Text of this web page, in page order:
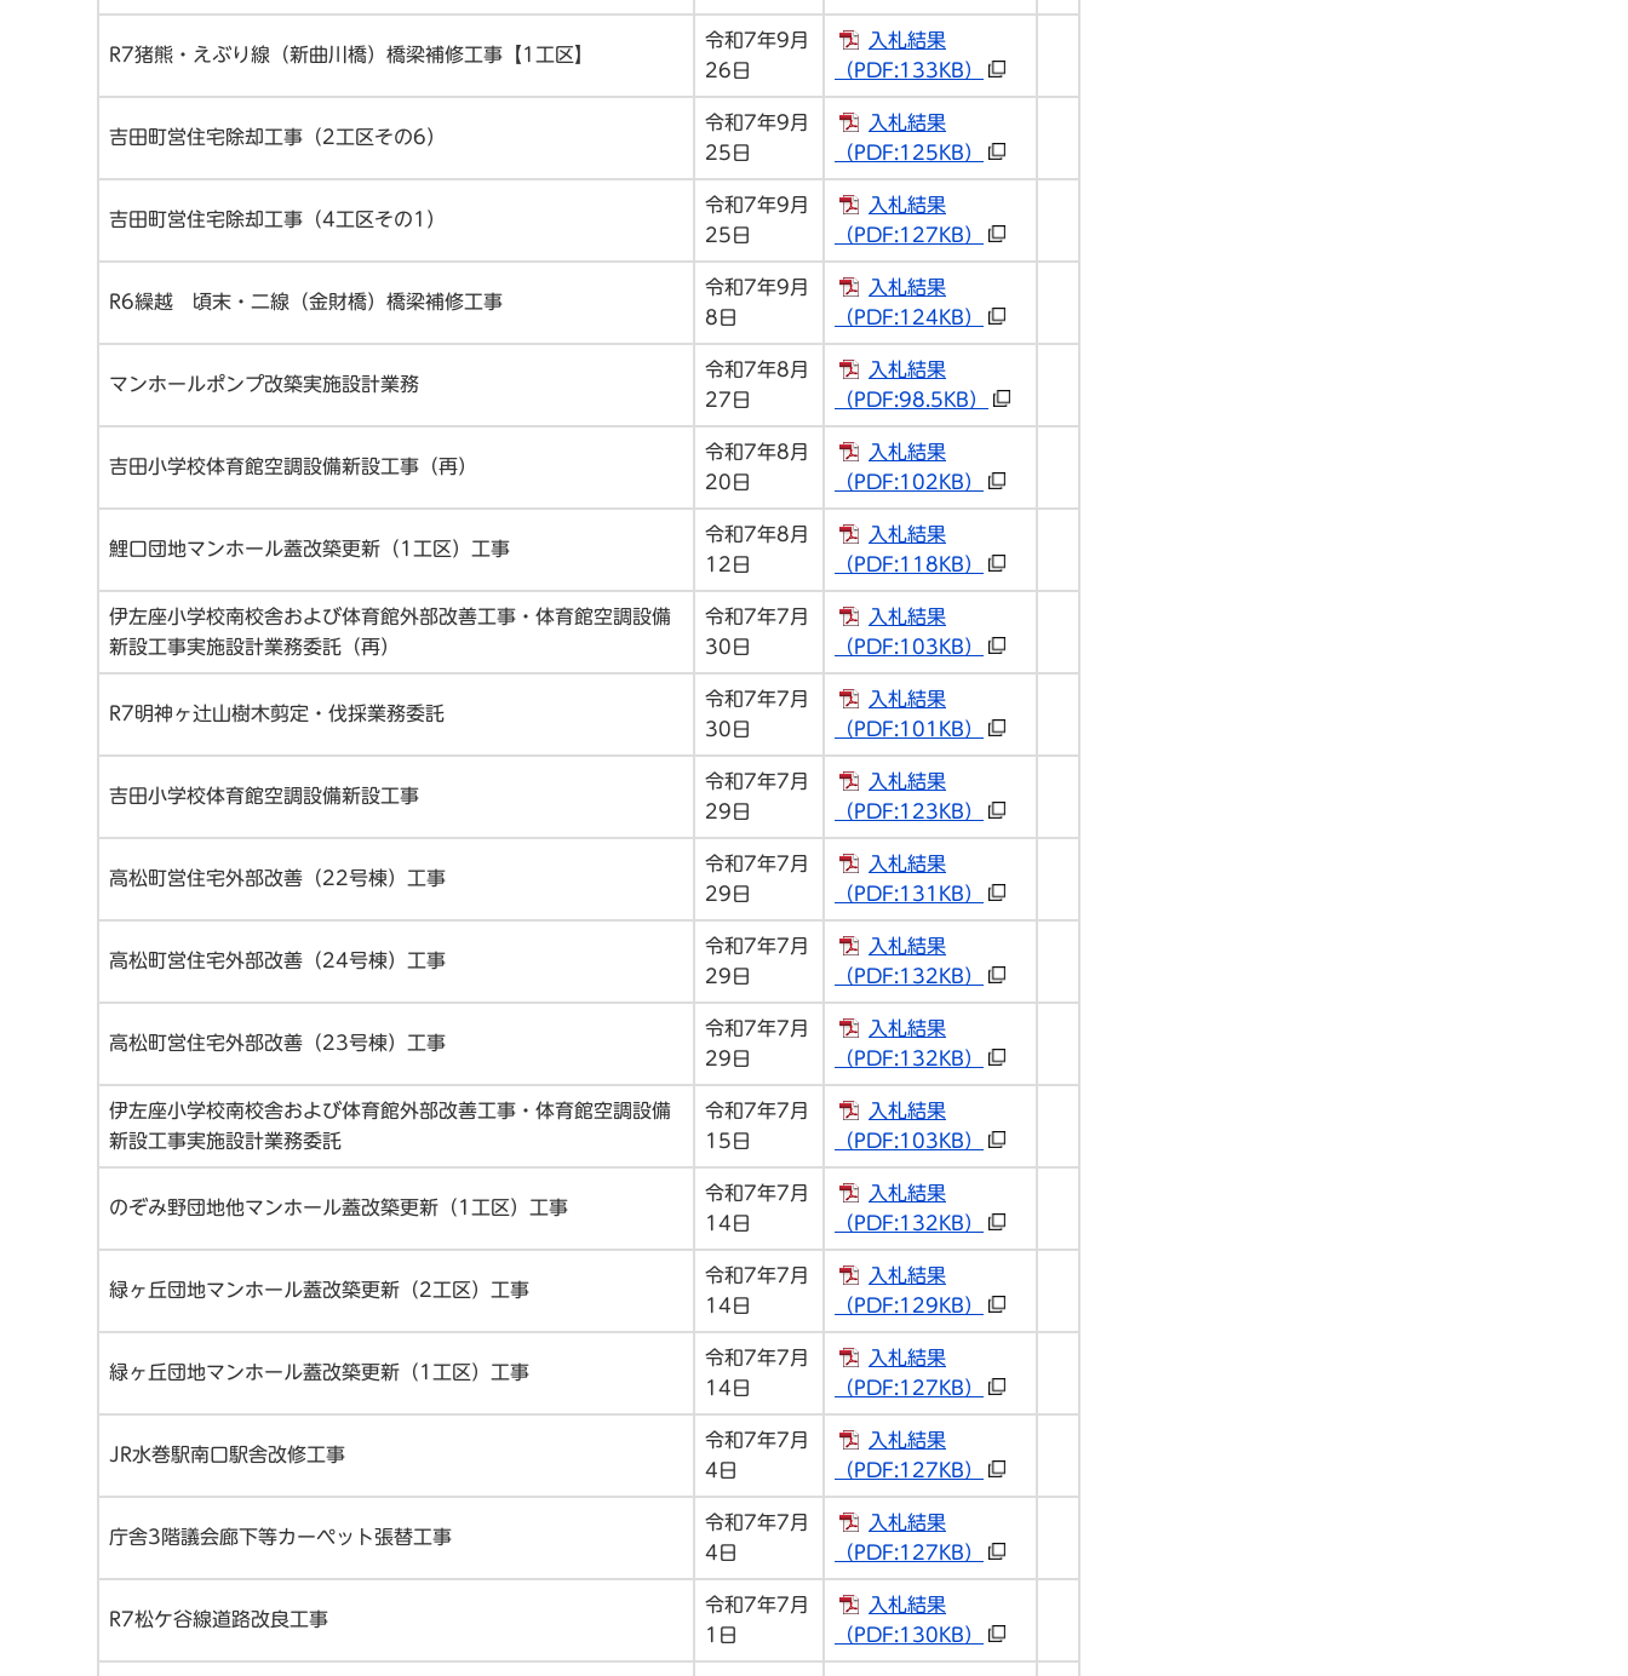
R7猪熊・えぶり線（新曲川橋）橋梁補修工事【1工区】
令和7年9月
26日
入札結果
（PDF:133KB）
吉田町営住宅除却工事（2工区その6）
令和7年9月
25日
入札結果
（PDF:125KB）
吉田町営住宅除却工事（4工区その1）
令和7年9月
25日
入札結果
（PDF:127KB）
R6繰越 頃末・二線（金財橋）橋梁補修工事
令和7年9月
8日
入札結果
（PDF:124KB）
マンホールポンプ改築実施設計業務
令和7年8月
27日
入札結果
（PDF:98.5KB）
吉田小学校体育館空調設備新設工事（再）
令和7年8月
20日
入札結果
（PDF:102KB）
鯉口団地マンホール蓋改築更新（1工区）工事
令和7年8月
12日
入札結果
（PDF:118KB）
伊左座小学校南校舎および体育館外部改善工事・体育館空調設備
新設工事実施設計業務委託（再）
令和7年7月
30日
入札結果
（PDF:103KB）
R7明神ヶ辻山樹木剪定・伐採業務委託
令和7年7月
30日
入札結果
（PDF:101KB）
吉田小学校体育館空調設備新設工事
令和7年7月
29日
入札結果
（PDF:123KB）
高松町営住宅外部改善（22号棟）工事
令和7年7月
29日
入札結果
（PDF:131KB）
高松町営住宅外部改善（24号棟）工事
令和7年7月
29日
入札結果
（PDF:132KB）
高松町営住宅外部改善（23号棟）工事
令和7年7月
29日
入札結果
（PDF:132KB）
伊左座小学校南校舎および体育館外部改善工事・体育館空調設備
新設工事実施設計業務委託
令和7年7月
15日
入札結果
（PDF:103KB）
のぞみ野団地他マンホール蓋改築更新（1工区）工事
令和7年7月
14日
入札結果
（PDF:132KB）
緑ヶ丘団地マンホール蓋改築更新（2工区）工事
令和7年7月
14日
入札結果
（PDF:129KB）
緑ヶ丘団地マンホール蓋改築更新（1工区）工事
令和7年7月
14日
入札結果
（PDF:127KB）
JR水巻駅南口駅舎改修工事
令和7年7月
4日
入札結果
（PDF:127KB）
庁舎3階議会廊下等カーペット張替工事
令和7年7月
4日
入札結果
（PDF:127KB）
R7松ケ谷線道路改良工事
令和7年7月
1日
入札結果
（PDF:130KB）